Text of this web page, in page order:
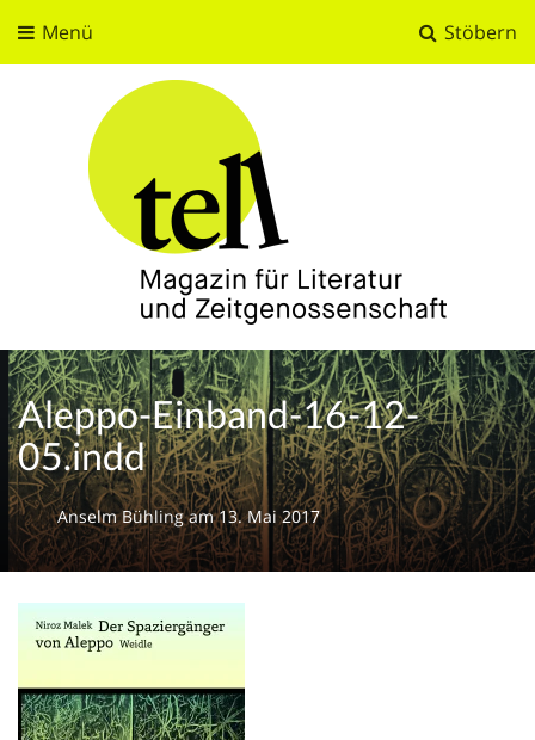
Stöbern
Menü
tell
Magazin für Literatur und Zeitgenossenschaft
Aleppo-Einband-16-12-
05.indd
Anselm Bühlingam 13. Mai 2017